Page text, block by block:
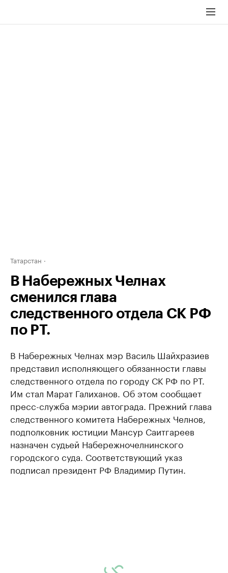
Татарстан
В Набережных Челнах
сменился глава
следственного отдела СК РФ
по РТ.
В Набережных Челнах мэр Василь Шайхразиев
представил исполняющего обязанности главы
следственного отдела по городу СК РФ по РТ.
Им стал Марат Галиханов. Об этом сообщает
пресс-служба мэрии автограда. Прежний глава
следственного комитета Набережных Челнов,
подполковник юстиции Мансур Саитгареев
назначен судьей Набережночелнинского
городского суда. Соответствующий указ
подписал президент РФ Владимир Путин.